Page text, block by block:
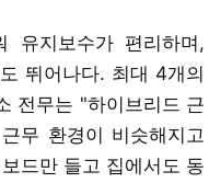
유지보수가 편리하며,
뛰어나다. 최대 4개의
전무는 "하이브리드 근
무 환경이 비슷해지고
드만 들고 집에서도 동